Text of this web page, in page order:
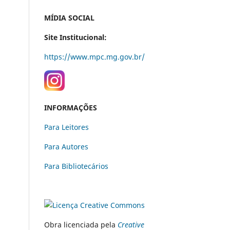
MÍDIA SOCIAL
Site Institucional:
https://www.mpc.mg.gov.br/
INFORMAÇÕES
Para Leitores
Para Autores
Para Bibliotecários
Obra licenciada pela Creative